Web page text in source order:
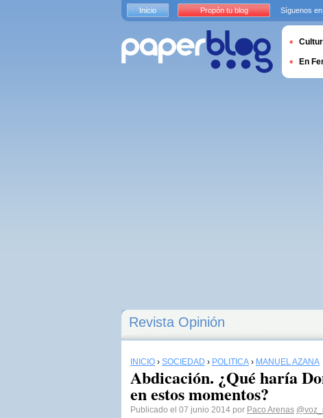
Revista Opinión
INICIO › SOCIEDAD › POLÍTICA › MANUEL AZAÑA
Abdicación. ¿Qué haría
en estos momentos?
Publicado el 07 junio 2014 por Paco Arenas
Inicio Propón tu blog Síguenos en
En